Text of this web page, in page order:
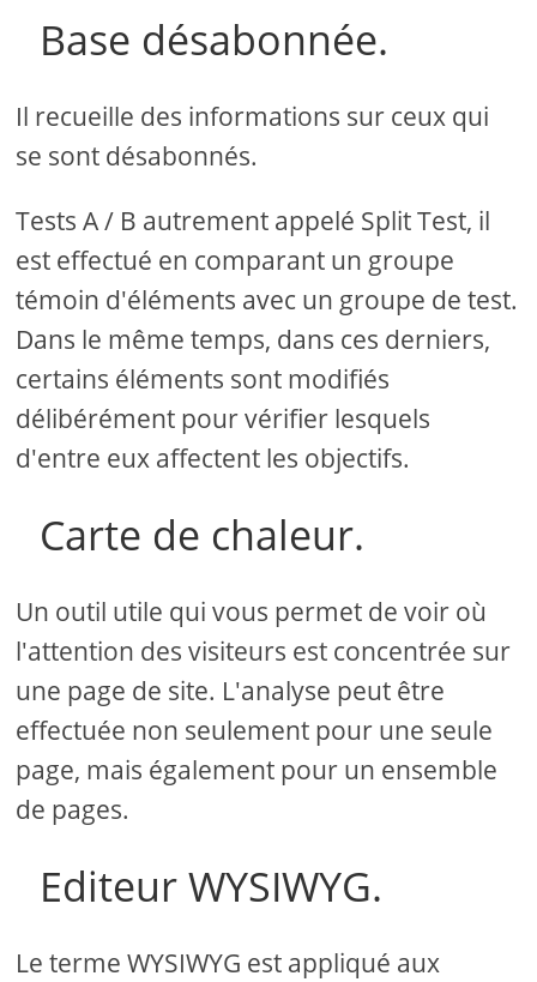
Base désabonnée.
Il recueille des informations sur ceux qui
se sont désabonnés.
Tests A / B autrement appelé Split Test, il
est effectué en comparant un groupe
témoin d'éléments avec un groupe de test.
Dans le même temps, dans ces derniers,
certains éléments sont modifiés
délibérément pour vérifier lesquels
d'entre eux affectent les objectifs.
Carte de chaleur.
Un outil utile qui vous permet de voir où
l'attention des visiteurs est concentrée sur
une page de site. L'analyse peut être
effectuée non seulement pour une seule
page, mais également pour un ensemble
de pages.
Editeur WYSIWYG.
Le terme WYSIWYG est appliqué aux